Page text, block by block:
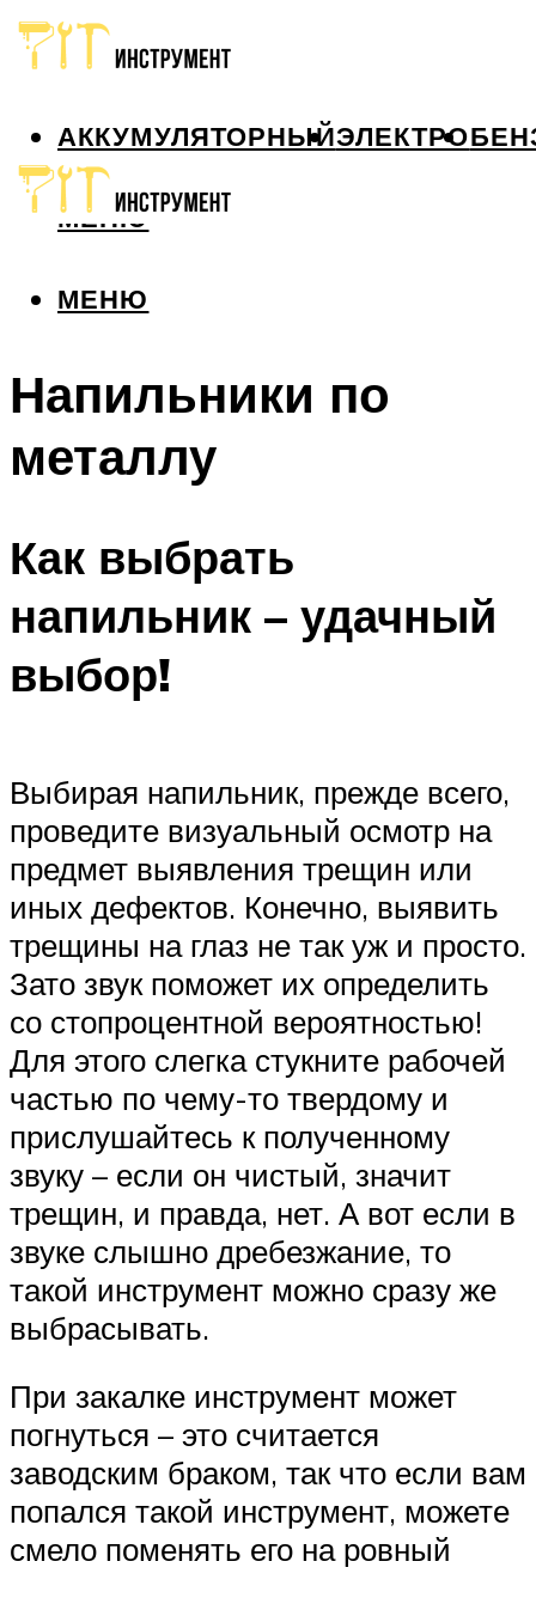
АККУМУЛЯТОРНЫЙЭЛЕКТРО
МЕНЮ
МЕНЮ
Напильники по
металлу
Как выбрать
напильник – удачный
выбор!
Выбирая напильник, прежде всего,
проведите визуальный осмотр на
предмет выявления трещин или
иных дефектов. Конечно, выявить
трещины на глаз не так уж и просто.
Зато звук поможет их определить
со стопроцентной вероятностью!
Для этого слегка стукните рабочей
частью по чему-то твердому и
прислушайтесь к полученному
звуку – если он чистый, значит
трещин, и правда, нет. А вот если в
звуке слышно дребезжание, то
такой инструмент можно сразу же
выбрасывать.
При закалке инструмент может
погнуться – это считается
заводским браком, так что если вам
попался такой инструмент, можете
смело поменять его на ровный